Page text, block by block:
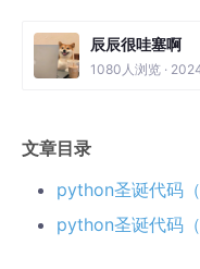
辰辰很哇塞啊
1080人浏览 ·
文章目录
python圣诞代码（
python圣诞代码（